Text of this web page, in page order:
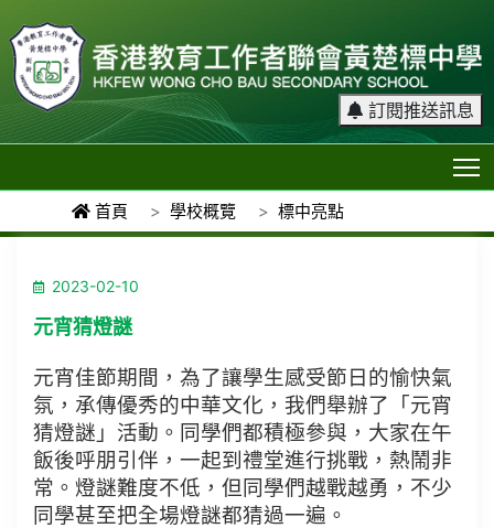
訂閱推送訊息
首頁 學校概覽 標中亮點
2023-02-10
元宵猜燈謎
元宵佳節期間，為了讓學生感受節日的愉快氣
氛，承傳優秀的中華文化，我們舉辦了「元宵
猜燈謎」活動。同學們都積極參與，大家在午
飯後呼朋引伴，一起到禮堂進行挑戰，熱鬧非
常。燈謎難度不低，但同學們越戰越勇，不少
同學甚至把全場燈謎都猜過一遍。